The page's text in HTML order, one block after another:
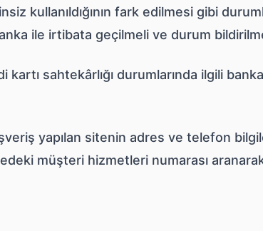
kullanıldığının fark edilmesi gibi
ile irtibata geçilmeli ve durum
sahtekârlığı durumlarında ilgili
yapılan sitenin adres ve telefon
müşteri hizmetleri numarası